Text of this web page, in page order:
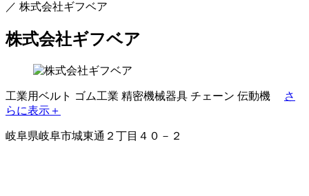
／ 株式会社ギフベア
株式会社ギフベア
工業用ベルト ゴム工業 精密機械器具 チェーン 伝動機
さ
らに表示＋
岐阜県岐阜市城東通２丁目４０－２